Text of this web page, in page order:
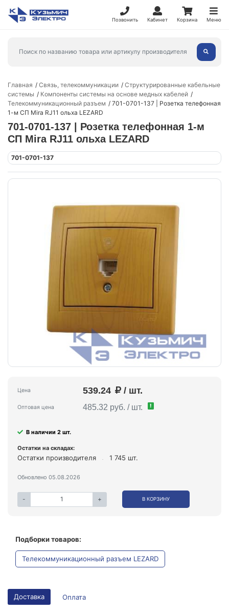
Позвонить Кабинет Корзина Меню
Главная Связь, телекоммуникации
Структурированные кабельные
системы
Компоненты системы на основе медных кабелей
Телекоммуникационный разъем
701-0701-137 | Розетка телефонная
1-м СП Mira RJ11 ольха LEZARD
701-0701-137 | Розетка телефонная 1-м
СП Mira RJ11 ольха LEZARD
701-0701-137
Цена 539.24 / шт.
Оптовая цена 485.32 руб. / шт. !
В наличии 2 шт.
Остатки на складах:
Остатки производителя 1 745 шт.
Обновлено 05.08.2026
- + В КОРЗИНУ
Подборки товаров:
Телекоммуникационный разъем LEZARD
Доставка Оплата